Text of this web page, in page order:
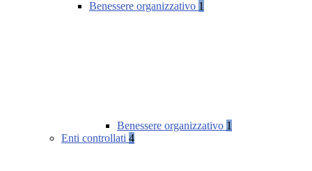
Benessere organizzativo 1
Benessere organizzativo 1
Enti controllati 4